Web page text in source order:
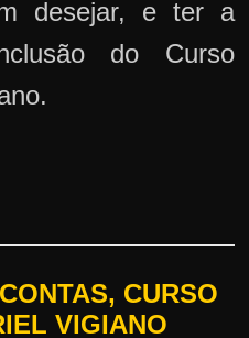
desejar, e ter a
do Curso
CURSO
VIGIANO